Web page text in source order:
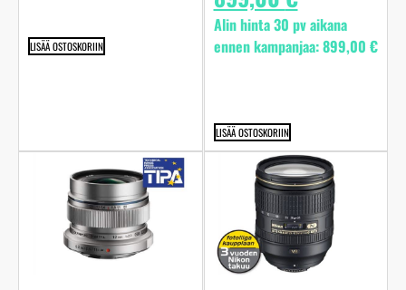
LISÄÄ OSTOSKORIIN
Alin hinta 30 pv aikana
ennen kampanjaa:899,00 €
LISÄÄ OSTOSKORIIN